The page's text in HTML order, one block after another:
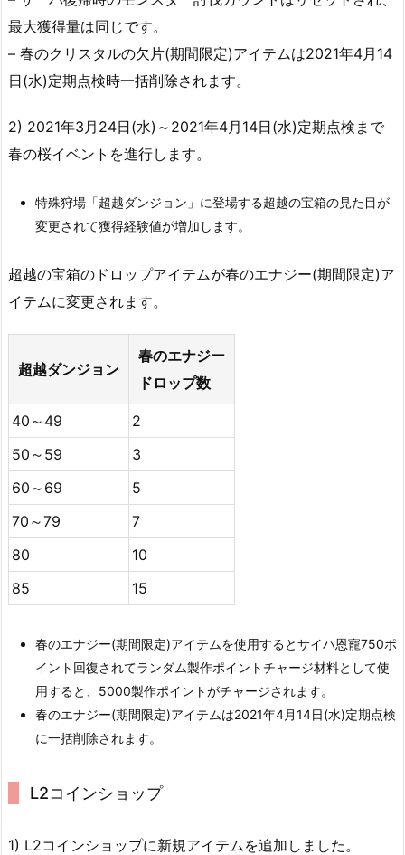
最大獲得量は同じです。
– 春のクリスタルの欠片(期間限定)アイテムは2021年4月14
日(水)定期点検時一括削除されます。
2) 2021年3月24日(水)～2021年4月14日(水)定期点検まで
春の桜イベントを進行します。
特殊狩場「超越ダンジョン」に登場する超越の宝箱の見た目が
変更されて獲得経験値が増加します。
超越の宝箱のドロップアイテムが春のエナジー(期間限定)ア
イテムに変更されます。
超越ダンジョン
春のエナジー
ドロップ数
40～49
2
50～59
3
60～69
5
70～79
7
80
10
85
15
春のエナジー(期間限定)アイテムを使用するとサイハ恩寵750ポ
イント回復されてランダム製作ポイントチャージ材料として使
用すると、5000製作ポイントがチャージされます。
春のエナジー(期間限定)アイテムは2021年4月14日(水)定期点検
に一括削除されます。
L2コインショップ
1) L2コインショップに新規アイテムを追加しました。